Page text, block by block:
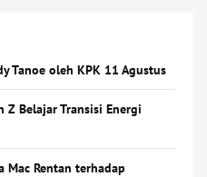
Tanoe oleh KPK 11 Agustus
Z Belajar Transisi Energi
Mac Rentan terhadap